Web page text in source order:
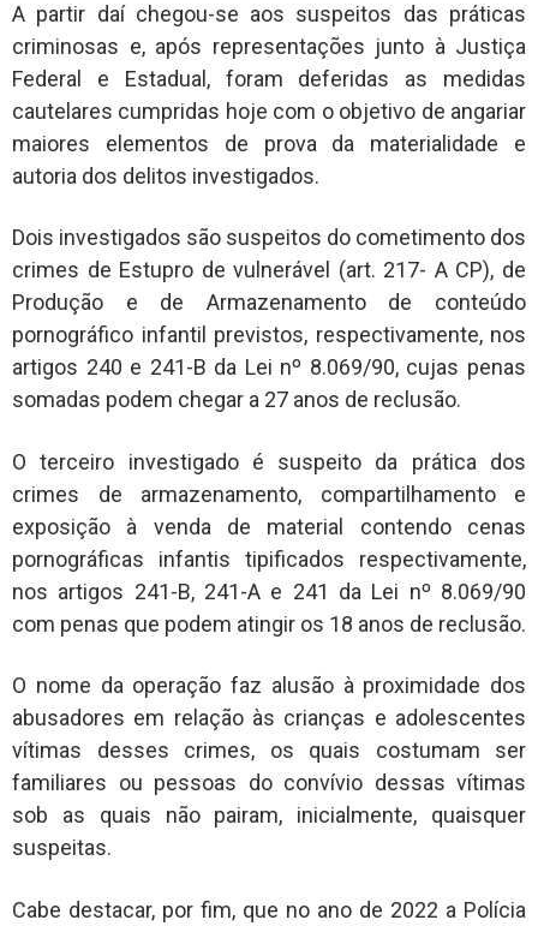
A partir daí chegou-se aos suspeitos das práticas
criminosas e, após representações junto à Justiça
Federal e Estadual, foram deferidas as medidas
cautelares cumpridas hoje com o objetivo de angariar
maiores elementos de prova da materialidade e
autoria dos delitos investigados.
Dois investigados são suspeitos do cometimento dos
crimes de Estupro de vulnerável (art. 217- A CP), de
Produção e de Armazenamento de conteúdo
pornográfico infantil previstos, respectivamente, nos
artigos 240 e 241-B da Lei nº 8.069/90, cujas penas
somadas podem chegar a 27 anos de reclusão.
O terceiro investigado é suspeito da prática dos
crimes de armazenamento, compartilhamento e
exposição à venda de material contendo cenas
pornográficas infantis tipificados respectivamente,
nos artigos 241-B, 241-A e 241 da Lei nº 8.069/90
com penas que podem atingir os 18 anos de reclusão.
O nome da operação faz alusão à proximidade dos
abusadores em relação às crianças e adolescentes
vítimas desses crimes, os quais costumam ser
familiares ou pessoas do convívio dessas vítimas
sob as quais não pairam, inicialmente, quaisquer
suspeitas.
Cabe destacar, por fim, que no ano de 2022 a Polícia